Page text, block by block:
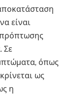
είναι
πρόπτωσης
Σε
όπως
ως
η